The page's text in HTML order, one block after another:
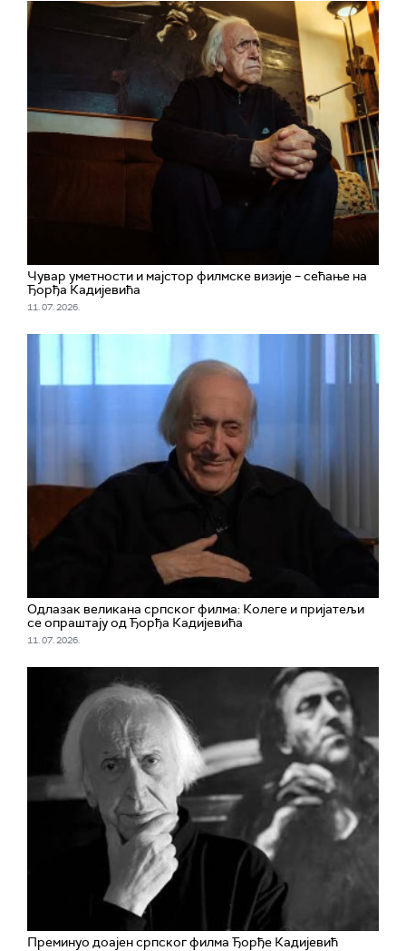
Чувар уметности и мајстор филмске визије – сећање на
Ђорђа Кадијевића
11. 07. 2026.
Одлазак великана српског филма: Колеге и пријатељи
се опраштају од Ђорђа Кадијевића
11. 07. 2026.
Преминуо доајен српског филма Ђорђе Кадијевић